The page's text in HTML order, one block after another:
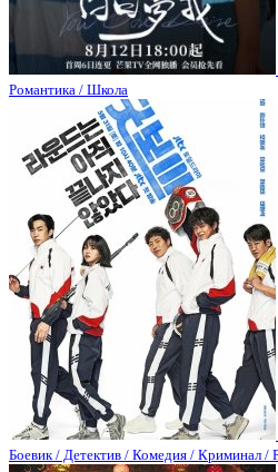
Романтика / Школа
Боевик / Детектив / Комедия / Криминал /